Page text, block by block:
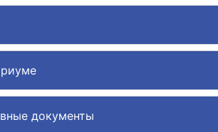
документы